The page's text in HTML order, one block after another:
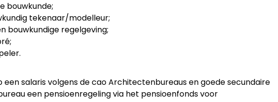
bouwkunde;
tekenaar/modelleur;
bouwkundige regelgeving;
een salaris volgens de cao Architectenbureaus en goede secundaire
een pensioenregeling via het pensioenfonds voor